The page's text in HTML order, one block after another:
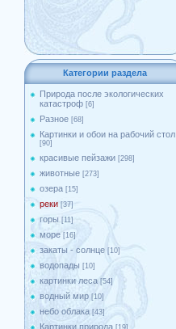
Категории раздела
Природа после экологических
катастроф [6]
Разное [68]
Картинки и обои на рабочий стол
[90]
красивые пейзажи [298]
животные [273]
озера [15]
реки [37]
горы [11]
море [16]
закаты - солнце [10]
водопады [10]
картинки леса [54]
водный мир [10]
небо облака [43]
Картинки природа [19]